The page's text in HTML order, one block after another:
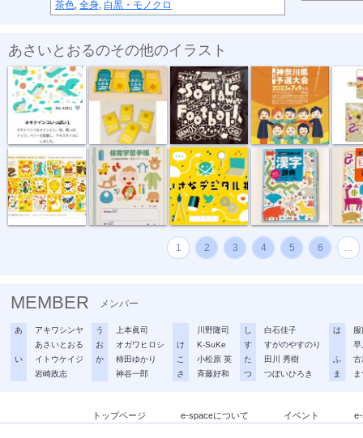
茶色, 全身, 白黒・モノクロ
あさいとおるのその他のイラスト
テキスタイル... 名刺2022 ソーシャルフ...
“複十字シー... 母子健康手帳... ちいさなデジ... 例解小学 漢... 例解
1 2 3 4 5 6 …
MEMBER メンバー
あ
アキワシンヤ
あさいとおる
い
イトウケイジ
岩崎政志
う
上本眞司
お
オガワヒロシ
か
柿田ゆかり
神谷一郎
川野隆司
け
K-SuKe
こ
小松原 英
さ
斉藤好和
し
白石佳子
す
すがのやすのり
た
田川 秀樹
つ
つぼいひろき
は
早
ふ
古
ま
トップページ e-spaceについて イベント